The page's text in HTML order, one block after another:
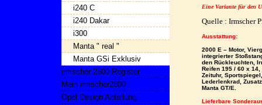
i240 C
i240 Dakar
i300
Manta " real "
Manta GSi Exklusiv
irmscher 2800 Register
Mein irmscher2800
Opel Design Abteilung
Eine Variante für den
Quelle : Irmscher
2000 E – Motor,
integrierter
den Rückleuchten,
Reifen 195 / 60 x 14,
Zeituhr,
Lederlenkrad,
Manta GT/E.
Lieferbare